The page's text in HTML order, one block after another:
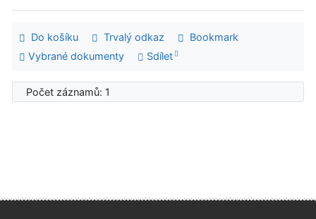
Do košíku Trvalý odkaz
Bookmark
Vybrané dokumenty
Sdílet
Počet záznamů: 1